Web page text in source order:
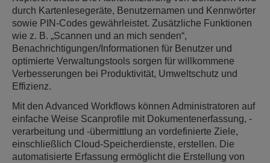
durch Kartenlesegeräte, Benutzernamen und Kennwörter
sowie PIN-Codes gewährleistet. Zusätzliche Funktionen
wie z. B. „Scannen und an mich senden“,
Benachrichtigungen/Informationen für Benutzer und
optimierte Verwaltungstools sorgen für willkommene
Verbesserungen bei Produktivität, Umweltschutz und
Effizienz.
Mit den Advanced Workflows können Administratoren auf
einfache Weise Scanprofile mit Dokumentenerfassung, -
verarbeitung und -übermittlung an vordefinierte Ziele,
einschließlich Cloud-Speicherdienste, erstellen. Die
automatisierte Erfassung ermöglicht die Erstellung von